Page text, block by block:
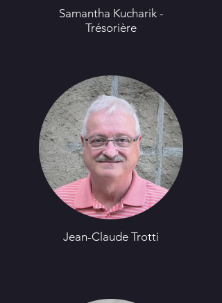
Samantha Kucharik -
Trésorière
Jean-Claude Trotti